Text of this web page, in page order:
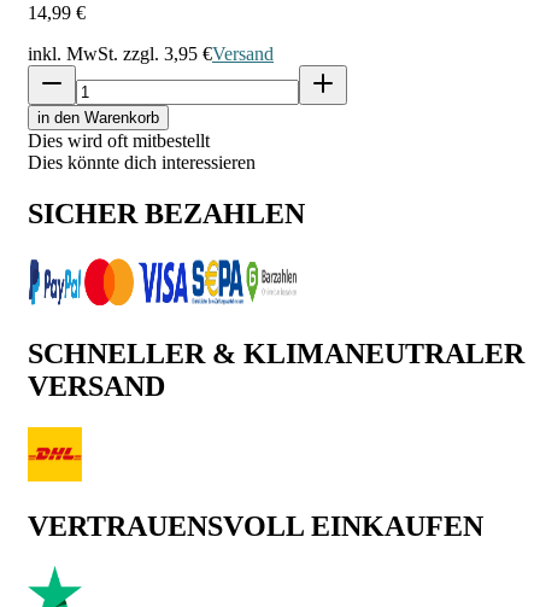
14,99 €
inkl. MwSt. zzgl. 3,95 €Versand
in den Warenkorb
Dies wird oft mitbestellt
Dies könnte dich interessieren
SICHER BEZAHLEN
SCHNELLER & KLIMANEUTRALER
VERSAND
VERTRAUENSVOLL EINKAUFEN